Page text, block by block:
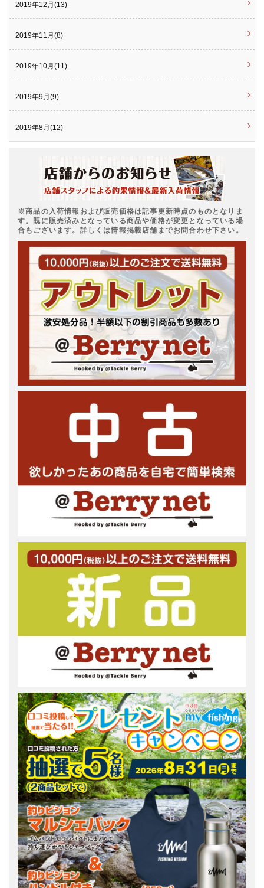
2019年12月(13)
2019年11月(8)
2019年10月(11)
2019年9月(9)
2019年8月(12)
※商品の入荷情報および販売価格は記事更新時点のものとなりま
す。既に販売済みとなっている商品や価格が変更となっている場
合もございます。詳しくは情報掲載店舗までお問合わせ下さい。